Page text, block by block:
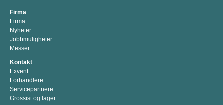
Firma
Firma
Nyheter
Jobbmuligheter
Messer
Kontakt
Exvent
Forhandlere
Servicepartnere
Grossist og lager